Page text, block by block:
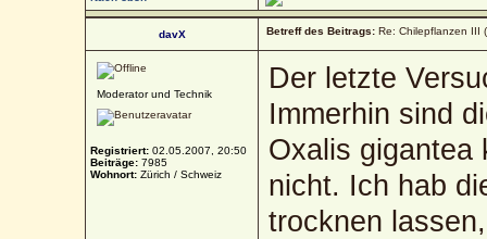
davX Betreff des Beitrags: Re: Chilepflanzen III
Moderator und Technik
Registriert: 02.05.2007, 20:50
Beiträge: 7985
Wohnort: Zürich / Schweiz
Der letzte
Immerhin sind
Oxalis gigantea
nicht. Ich hab
trocknen